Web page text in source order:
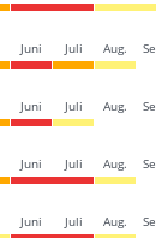
Juni Juli Aug.
Juni Juli Aug.
Juni Juli Aug.
Juni Juli Aug.